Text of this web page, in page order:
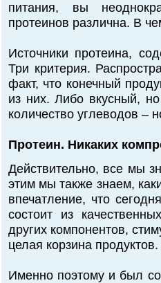
питания, вы
протеинов различна. В
Источники протеина,
Три критерия.
факт, что конечный
из них. Либо вкусный,
количество углеводов –
Протеин. Никаких
Действительно, все мы
этим мы также знаем,
впечатление, что
состоит из
других компонентов,
целая корзина продуктов.
Именно поэтому и был